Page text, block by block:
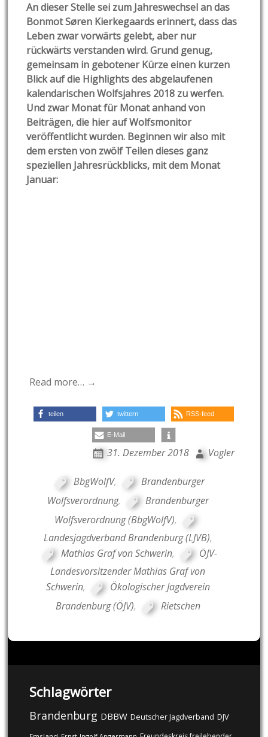
An dieser Stelle sei zum Jahreswechsel an das
Bonmot Søren Kierkegaards erinnert, dass das
Leben zwar vorwärts gelebt, aber nur
rückwärts verstanden wird. Grund genug,
gemeinsam in gebotener Kürze einen kurzen
Blick auf die Highlights des abgelaufenen
kalendarischen Wolfsjahres 2018 zu werfen.
Und zwar Monat für Monat anhand von
Beiträgen, die hier auf Wolfsmonitor
veröffentlicht wurden. Beginnen wir also mit
dem ersten von zwölf Teilen dieses ganz
speziellen Jahresrückblicks, mit dem Monat
Januar:
Read more… →
teilen twittern RSS-feed
E-Mail
31. Dezember 2018 Vogler
BbgWolfV,
Brandenburger
Wolfsverordnung,
Brandenburger
Wolfsverordnung (BbgWolfV),
Landesjagdverband Brandenburg (LJVB),
Mathias Graf von Schwerin,
ÖJV-
Landesvorsitzender Mathias Graf von
Schwerin,
Ökologischer Jagdverein
Brandenburg (ÖJV), Rietschen
Schlagwörter
Brandenburg DBBW Deutscher Jagdverband DJV